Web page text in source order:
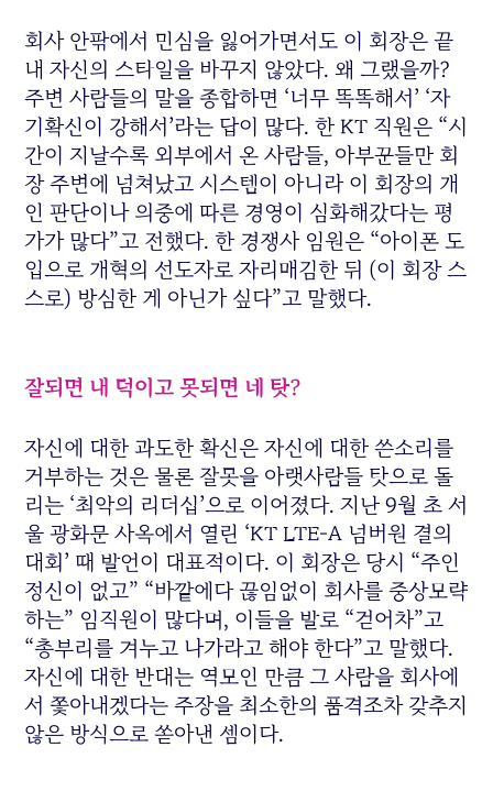
회사 안팎에서 민심을 잃어가면서도 이 회장은 끝
내 자신의 스타일을 바꾸지 않았다. 왜 그랬을까?
주변 사람들의 말을 종합하면 ‘너무 똑똑해서’ ‘자
기확신이 강해서’라는 답이 많다. 한 KT 직원은 “시
간이 지날수록 외부에서 온 사람들, 아부꾼들만 회
장 주변에 넘쳐났고 시스템이 아니라 이 회장의 개
인 판단이나 의중에 따른 경영이 심화해갔다는 평
가가 많다”고 전했다. 한 경쟁사 임원은 “아이폰 도
입으로 개혁의 선도자로 자리매김한 뒤 (이 회장 스
스로) 방심한 게 아닌가 싶다”고 말했다.
잘되면 내 덕이고 못되면 네 탓?
자신에 대한 과도한 확신은 자신에 대한 쓴소리를
거부하는 것은 물론 잘못을 아랫사람들 탓으로 돌
리는 ‘최악의 리더십’으로 이어졌다. 지난 9월 초 서
울 광화문 사옥에서 열린 ‘KT LTE-A 넘버원 결의
대회’ 때 발언이 대표적이다. 이 회장은 당시 “주인
정신이 없고” “바깥에다 끊임없이 회사를 중상모략
하는” 임직원이 많다며, 이들을 발로 “걷어차”고
“총부리를 겨누고 나가라고 해야 한다”고 말했다.
자신에 대한 반대는 역모인 만큼 그 사람을 회사에
서 쫓아내겠다는 주장을 최소한의 품격조차 갖추지
않은 방식으로 쏟아낸 셈이다.